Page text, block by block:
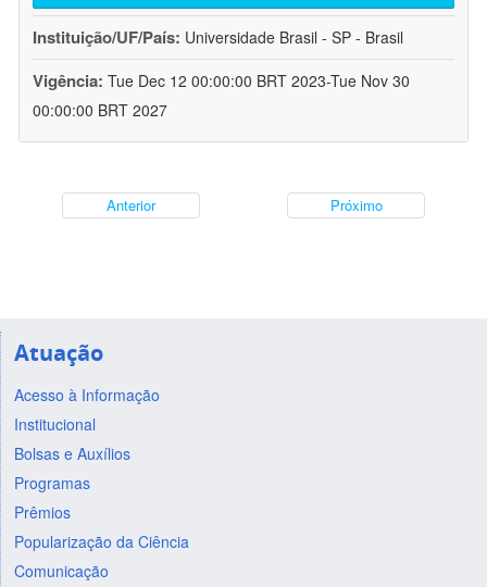
Instituição/UF/País: Universidade Brasil - SP - Brasil
Vigência: Tue Dec 12 00:00:00 BRT 2023-Tue Nov 30
00:00:00 BRT 2027
Anterior Próximo
Atuação
Acesso à Informação
Institucional
Bolsas e Auxílios
Programas
Prêmios
Popularização da Ciência
Comunicação